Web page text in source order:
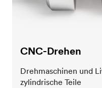
CNC-Drehen
Drehmaschinen und
zylindrische Teile